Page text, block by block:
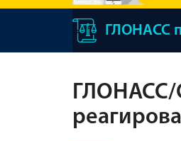
ГЛОНАСС
ГЛОНАСС/